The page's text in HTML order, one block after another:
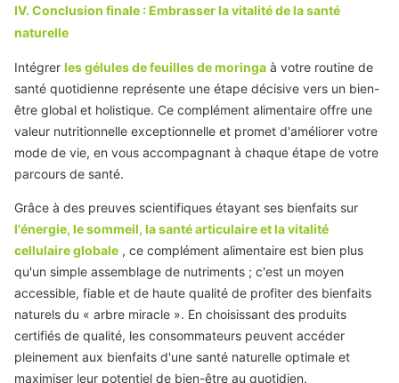
IV. Conclusion finale : Embrasser la vitalité de la santé
naturelle
Intégrer les gélules de feuilles de moringa à votre routine de
santé quotidienne représente une étape décisive vers un bien-
être global et holistique. Ce complément alimentaire offre une
valeur nutritionnelle exceptionnelle et promet d'améliorer votre
mode de vie, en vous accompagnant à chaque étape de votre
parcours de santé.
Grâce à des preuves scientifiques étayant ses bienfaits sur
l'énergie, le sommeil, la santé articulaire et la vitalité
cellulaire globale , ce complément alimentaire est bien plus
qu'un simple assemblage de nutriments ; c'est un moyen
accessible, fiable et de haute qualité de profiter des bienfaits
naturels du « arbre miracle ». En choisissant des produits
certifiés de qualité, les consommateurs peuvent accéder
pleinement aux bienfaits d'une santé naturelle optimale et
maximiser leur potentiel de bien-être au quotidien.